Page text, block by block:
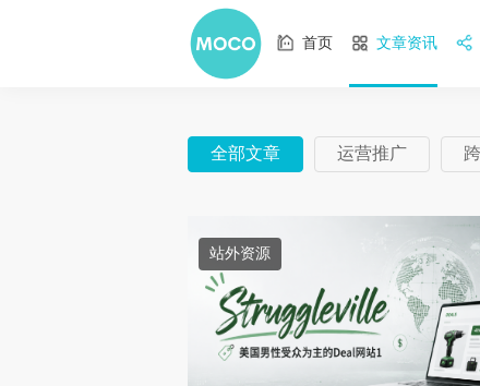
首页 文章资讯
全部文章 运营推广
站外资源